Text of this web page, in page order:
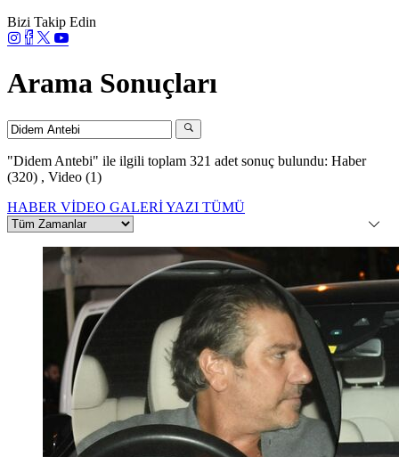
Bizi Takip Edin
Arama Sonuçları
"Didem Antebi" ile ilgili toplam 321 adet sonuç bulundu: Haber
(320) , Video (1)
HABER VİDEO GALERİYAZI TÜMÜ